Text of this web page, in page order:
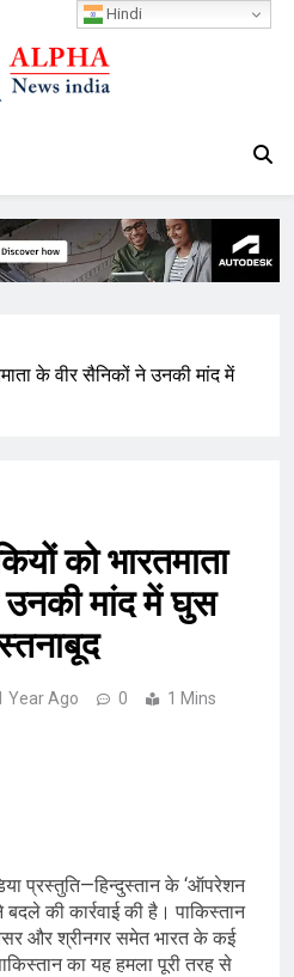
के वीर सैनिकों ने उनकी मांद में
को भारतमाता
मांद में घुस
Year Ago 0 1 Mins
प्रस्तुति—हिन्दुस्तान के ‘ऑपरेशन
की कार्रवाई की है। पाकिस्तान
और श्रीनगर समेत भारत के कई
का यह हमला पूरी तरह से
Hindi